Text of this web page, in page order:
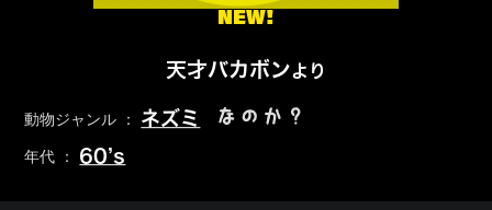
NEW!
天才バカボンより
動物ジャンル ： ネズミ なのか？
年代 ： 60’s